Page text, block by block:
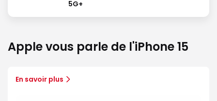
5G+
Apple vous parle de l'iPhone 15
En savoir plus